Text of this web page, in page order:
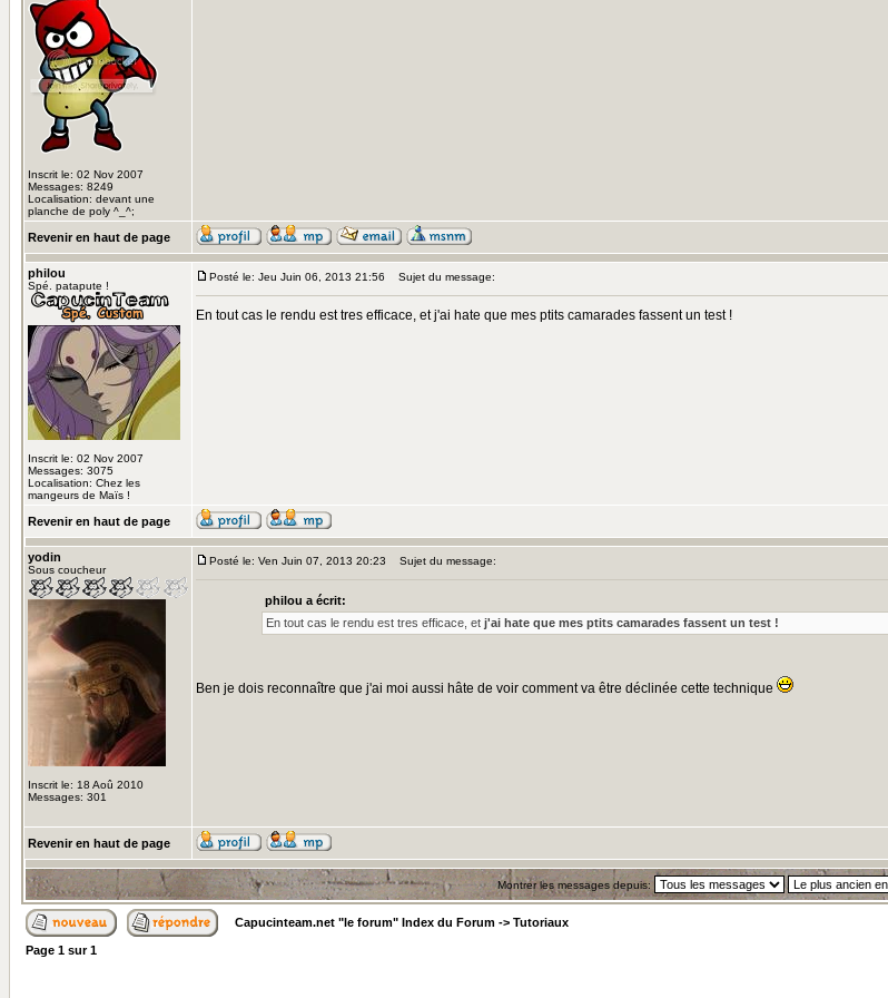
Inscrit le: 02 Nov 2007
Messages: 8249
Localisation: devant une
planche de poly ^_^;
Revenir en haut de page
philou
Spé. patapute !
Inscrit le: 02 Nov 2007
Messages: 3075
Localisation: Chez les
mangeurs de Maïs !
Posté le: Jeu Juin 06, 2013 21:56 Sujet du message:
En tout cas le rendu est tres efficace, et j'ai hate que mes ptits camarades fassent un test !
Revenir en haut de page
yodin
Sous coucheur
Inscrit le: 18 Aoû 2010
Messages: 301
Posté le: Ven Juin 07, 2013 20:23 Sujet du message:
philou a écrit:
En tout cas le rendu est tres efficace, et j'ai hate que mes ptits camarades fassent un test !
Ben je dois reconnaître que j'ai moi aussi hâte de voir comment va être déclinée cette technique
Revenir en haut de page
Montrer les messages depuis:
Capucinteam.net "le forum" Index du Forum -> Tutoriaux
Page 1 sur1